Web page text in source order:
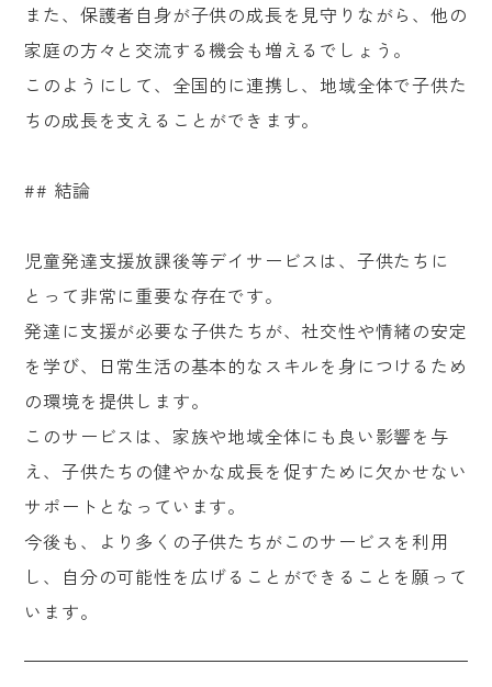
また、保護者自身が子供の成長を見守りながら、他の
家庭の方々と交流する機会も増えるでしょう。
このようにして、全国的に連携し、地域全体で子供た
ちの成長を支えることができます。
## 結論
児童発達支援放課後等デイサービスは、子供たちに
とって非常に重要な存在です。
発達に支援が必要な子供たちが、社交性や情緒の安定
を学び、日常生活の基本的なスキルを身につけるため
の環境を提供します。
このサービスは、家族や地域全体にも良い影響を与
え、子供たちの健やかな成長を促すために欠かせない
サポートとなっています。
今後も、より多くの子供たちがこのサービスを利用
し、自分の可能性を広げることができることを願って
います。